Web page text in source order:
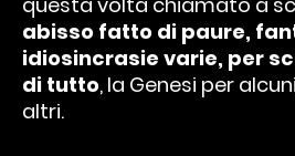
abisso fatto di paure,
idiosincrasie varie, per
di tutto, la Genesi per
altri.